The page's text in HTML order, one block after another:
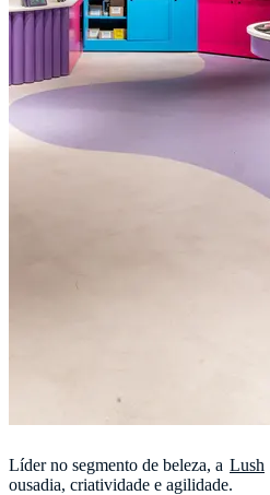
Líder no segmento de beleza, a Lush
ousadia, criatividade e agilidade.